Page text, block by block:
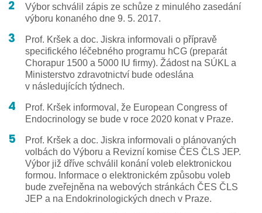
Výbor schválil zápis ze schůze z minulého zasedání
výboru konaného dne 9. 5. 2017.
Prof. Kršek a doc. Jiskra informovali o přípravě
specifického léčebného programu hCG (preparát
Chorapur 1500 a 5000 IU firmy). Žádost na SÚKL a
Ministerstvo zdravotnictví bude odeslána
v následujících týdnech.
Prof. Kršek informoval, že European Congress of
Endocrinology se bude v roce 2020 konat v Praze.
Prof. Kršek a doc. Jiskra informovali o plánovaných
volbách do Výboru a Revizní komise ČES ČLS JEP.
Výbor již dříve schválil konání voleb elektronickou
formou. Informace o elektronickém způsobu voleb
bude zveřejněna na webových stránkách ČES ČLS
JEP a na Endokrinologických dnech v Praze.